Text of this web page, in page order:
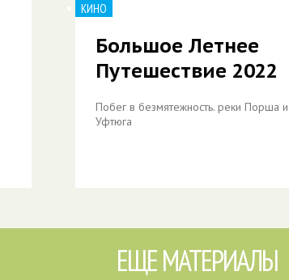
КИНО
Большое Летнее
Путешествие 2022
Побег в безмятежность. реки Порша и
Уфтюга
ЕЩЕ МАТЕРИАЛЫ